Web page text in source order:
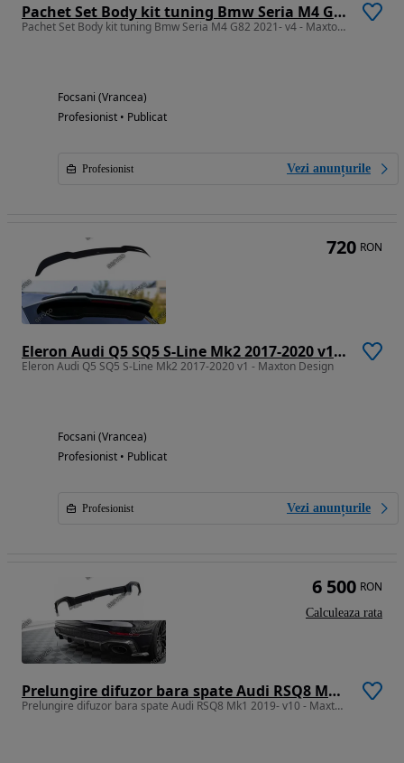
Pachet Set Body kit tuning Bmw Seria M4 G82 2021- v4 - Maxton Design
Pachet Set Body kit tuning Bmw Seria M4 G82 2021- v4 - Maxton Design
Focsani (Vrancea)
Profesionist • Publicat
Profesionist Vezi anunțurile
Eleron Audi Q5 SQ5 S-Line Mk2 2017-2020 v1 - Maxton Design
Eleron Audi Q5 SQ5 S-Line Mk2 2017-2020 v1 - Maxton Design
Focsani (Vrancea)
Profesionist • Publicat
Profesionist Vezi anunțurile
720 RON
Prelungire difuzor bara spate Audi RSQ8 Mk1 2019- v10 - Maxton Carbon
Prelungire difuzor bara spate Audi RSQ8 Mk1 2019- v10 - Maxton Carbon
6 500 RON
Calculeaza rata